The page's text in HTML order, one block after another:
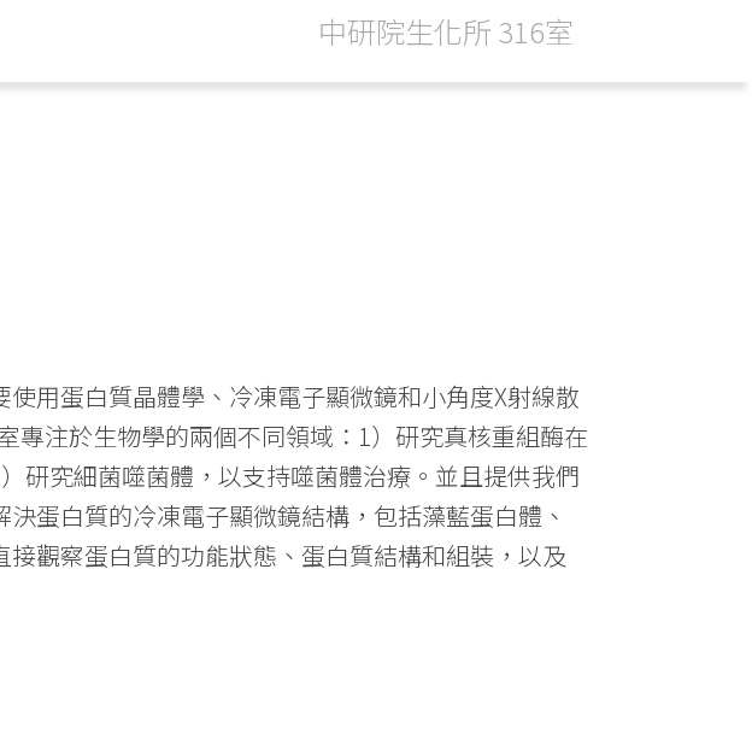
中研院生化所 316室
用蛋白質晶體學、冷凍電子顯微鏡和小角度X射線散
專注於生物學的兩個不同領域：1）研究真核重組酶在
研究細菌噬菌體，以支持噬菌體治療。並且提供我們
蛋白質的冷凍電子顯微鏡結構，包括藻藍蛋白體、
觀察蛋白質的功能狀態、蛋白質結構和組裝，以及